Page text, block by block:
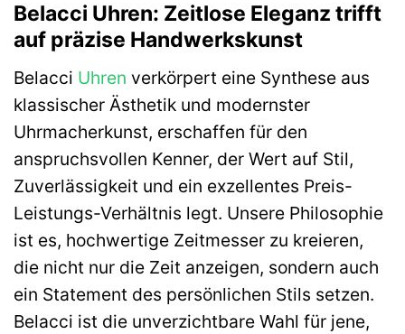
Belacci Uhren: Zeitlose Eleganz trifft
auf präzise Handwerkskunst
Belacci Uhren verkörpert eine Synthese aus
klassischer Ästhetik und modernster
Uhrmacherkunst, erschaffen für den
anspruchsvollen Kenner, der Wert auf Stil,
Zuverlässigkeit und ein exzellentes Preis-
Leistungs-Verhältnis legt. Unsere Philosophie
ist es, hochwertige Zeitmesser zu kreieren,
die nicht nur die Zeit anzeigen, sondern auch
ein Statement des persönlichen Stils setzen.
Belacci ist die unverzichtbare Wahl für jene,